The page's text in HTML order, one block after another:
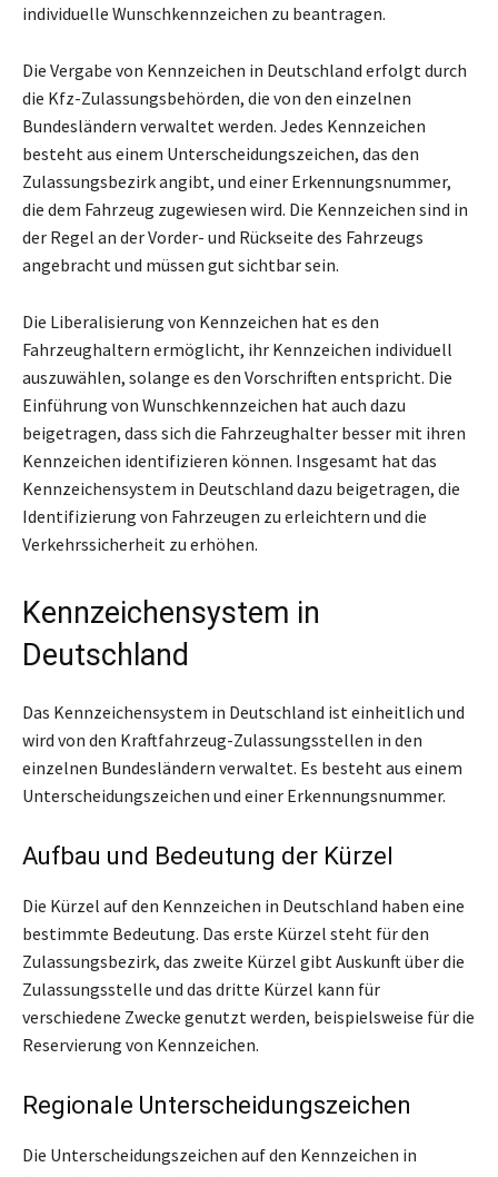
individuelle Wunschkennzeichen zu beantragen.
Die Vergabe von Kennzeichen in Deutschland erfolgt durch
die Kfz-Zulassungsbehörden, die von den einzelnen
Bundesländern verwaltet werden. Jedes Kennzeichen
besteht aus einem Unterscheidungszeichen, das den
Zulassungsbezirk angibt, und einer Erkennungsnummer,
die dem Fahrzeug zugewiesen wird. Die Kennzeichen sind in
der Regel an der Vorder- und Rückseite des Fahrzeugs
angebracht und müssen gut sichtbar sein.
Die Liberalisierung von Kennzeichen hat es den
Fahrzeughaltern ermöglicht, ihr Kennzeichen individuell
auszuwählen, solange es den Vorschriften entspricht. Die
Einführung von Wunschkennzeichen hat auch dazu
beigetragen, dass sich die Fahrzeughalter besser mit ihren
Kennzeichen identifizieren können. Insgesamt hat das
Kennzeichensystem in Deutschland dazu beigetragen, die
Identifizierung von Fahrzeugen zu erleichtern und die
Verkehrssicherheit zu erhöhen.
Kennzeichensystem in
Deutschland
Das Kennzeichensystem in Deutschland ist einheitlich und
wird von den Kraftfahrzeug-Zulassungsstellen in den
einzelnen Bundesländern verwaltet. Es besteht aus einem
Unterscheidungszeichen und einer Erkennungsnummer.
Aufbau und Bedeutung der Kürzel
Die Kürzel auf den Kennzeichen in Deutschland haben eine
bestimmte Bedeutung. Das erste Kürzel steht für den
Zulassungsbezirk, das zweite Kürzel gibt Auskunft über die
Zulassungsstelle und das dritte Kürzel kann für
verschiedene Zwecke genutzt werden, beispielsweise für die
Reservierung von Kennzeichen.
Regionale Unterscheidungszeichen
Die Unterscheidungszeichen auf den Kennzeichen in